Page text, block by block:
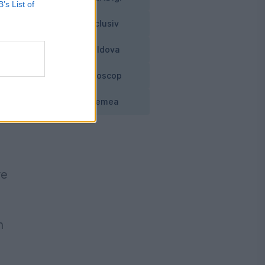
List of
Exclusiv
Moldova
Horoscop
Vremea